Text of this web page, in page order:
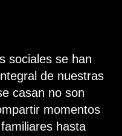
sociales se han
de nuestras
casan no son
momentos
hasta